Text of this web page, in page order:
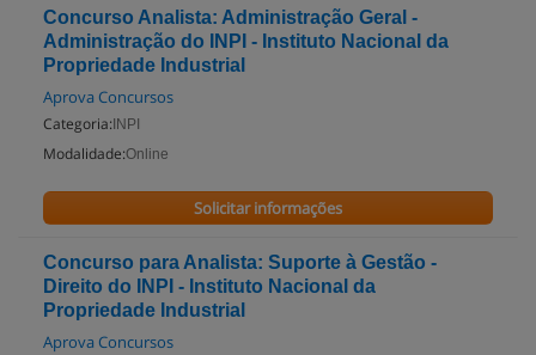
Concurso Analista: Administração Geral -
Administração do INPI - Instituto Nacional da
Propriedade Industrial
Aprova Concursos
Categoria: INPI
Modalidade:Online
Solicitar informações
Concurso para Analista: Suporte à Gestão -
Direito do INPI - Instituto Nacional da
Propriedade Industrial
Aprova Concursos